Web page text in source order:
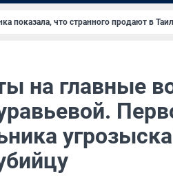
показала, что странного продают в
на главные